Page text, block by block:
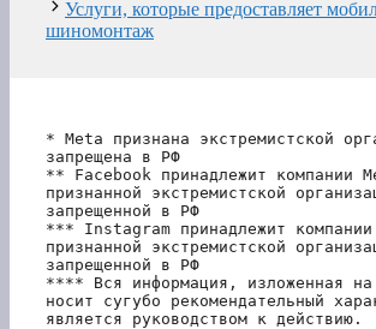
Услуги, которые предоставляет
шиномонтаж
* Meta признана экстремистской
запрещена в РФ
** Facebook принадлежит компании
признанной экстремистской
запрещенной в РФ
*** Instagram принадлежит
признанной экстремистской
запрещенной в РФ
**** Вся информация, изложенная на
носит сугубо рекомендательный
является руководством к действию.